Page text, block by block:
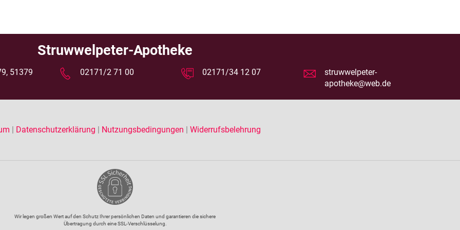
Struwwelpeter-Apotheke
51379
02171/2 71 00 02171/34 12 07
struwwelpeter-
apotheke@web.de
| Datenschutzerklärung | Nutzungsbedingungen | Widerrufsbelehrung
Wir legen großen Wert auf den Schutz Ihrer persönlichen Daten und garantieren die sichere
Übertragung durch eine SSL-Verschlüsselung.